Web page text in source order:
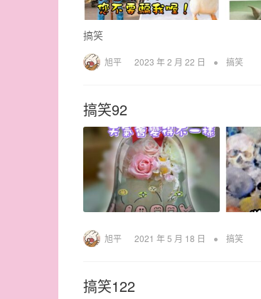
搞笑
旭平 2023 年 2 月 22 日 • 搞笑
搞笑92
旭平 2021 年 5 月 18 日 • 搞笑
搞笑122